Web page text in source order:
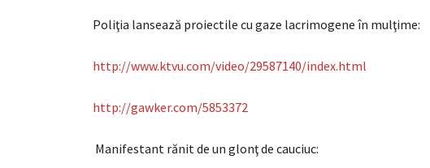
Poliţia lansează proiectile cu gaze lacrimogene în mulţime:
http://www.ktvu.com/video/29587140/index.html
http://gawker.com/5853372
Manifestant rănit de un glonţ de cauciuc: